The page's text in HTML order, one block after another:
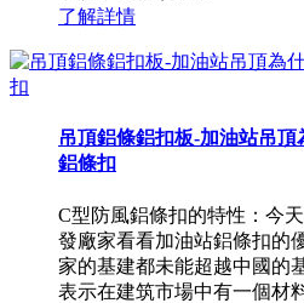
了解詳情
吊頂鋁條鋁扣板-加油站吊
鋁條扣
C型防風鋁條扣的特性：今
發廠家看看加油站鋁條扣的
家的基建都未能超越中國的
表示在建筑市場中有一個材